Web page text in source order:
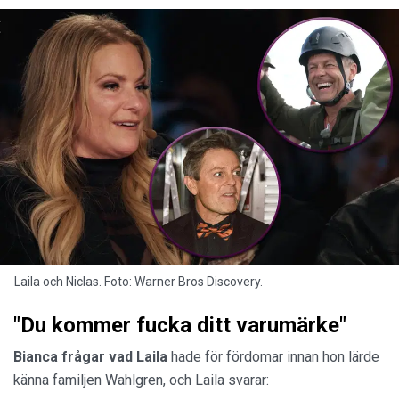
Laila och Niclas. Foto: Warner Bros Discovery.
"Du kommer fucka ditt varumärke"
Bianca frågar vad Laila hade för fördomar innan hon lärde
känna familjen Wahlgren, och Laila svarar: